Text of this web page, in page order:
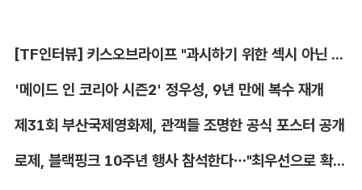
[TF인터뷰] 키스오브라이프 "과시하기 위한 섹시 아닌 당당함"
'메이드 인 코리아 시즌2' 정우성, 9년 만에 복수 재개
제31회 부산국제영화제, 관객들 조명한 공식 포스터 공개
로제, 블랙핑크 10주년 행사 참석한다…"최우선으로 확정"